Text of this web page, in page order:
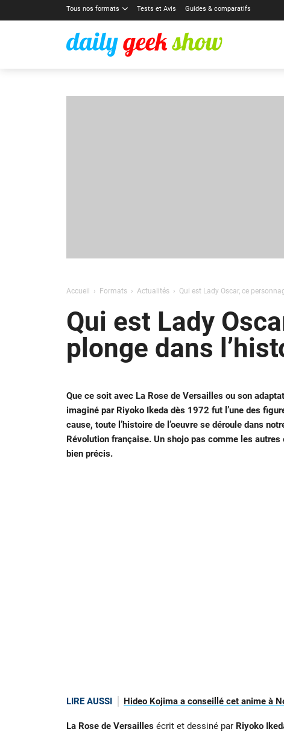
Tous nos formats Tests et Avis Guides & comparatifs
Accueil Formats Actualités Qui est Lady Oscar, ce
Qui est Lady
plonge dans
Que ce soit avec La Rose de Versailles ou son
imaginé par Riyoko Ikeda dès 1972 fut l’une des
cause, toute l’histoire de l’oeuvre se déroule dans
Révolution française. Un shojo pas comme les
bien précis.
LIRE AUSSI Hideo Kojima a conseillé cet anime à
La Rose de Versaillesécrit et dessiné par Riyoko